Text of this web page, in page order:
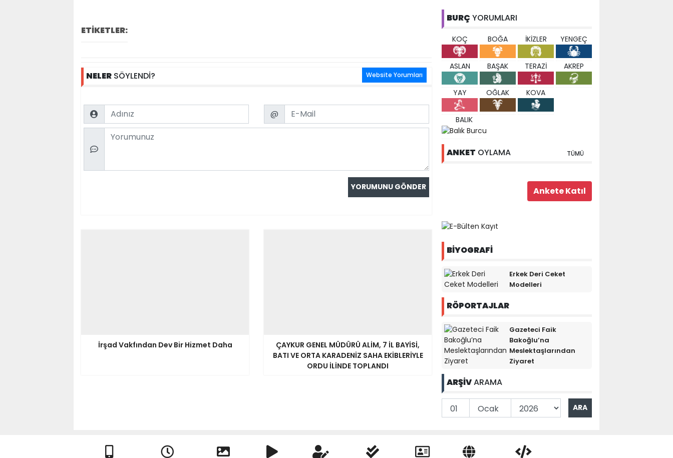
ETİKETLER:
NELER SÖYLENDİ? Website Yorumları
Name Email
@
Comment
İrşad Vakfından Dev Bir Hizmet Daha
ÇAYKUR GENEL MÜDÜRÜ ALİM, 7 İL BAYİSİ,
BATI VE ORTA KARADENİZ SAHA EKİBLERİYLE
ORDU İLİNDE TOPLANDI
BURÇ YORUMLARI
KOÇ BOĞA İKİZLER YENGEÇ
ASLAN BAŞAK TERAZİ AKREP
YAY OĞLAK KOVA
BALIK
ANKET OYLAMA TÜMÜ
BİYOGRAFİ
Erkek Deri Ceket
Modelleri
RÖPORTAJLAR
Gazeteci Faik
Bakoğlu’na
Meslektaşlarından
Ziyaret
ARŞİVARAMA